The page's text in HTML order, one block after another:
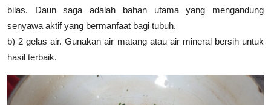
bilas. Daun saga adalah bahan utama yang mengandung
senyawa aktif yang bermanfaat bagi tubuh.
b) 2 gelas air. Gunakan air matang atau air mineral bersih untuk
hasil terbaik.